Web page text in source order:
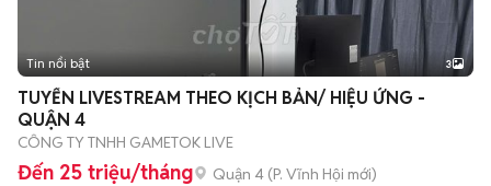
Tin nổi bật 3
TUYỂN LIVESTREAM THEO KỊCH BẢN/ HIỆU ỨNG -
QUẬN 4
CÔNG TY TNHH GAMETOK LIVE
Đến 25 triệu/tháng Quận 4 (P. Vĩnh Hội mới)